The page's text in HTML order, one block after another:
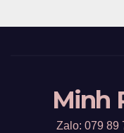
Minh
Zalo: 079 89